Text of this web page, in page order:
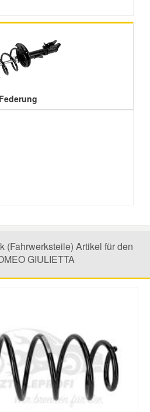
Federung
(Fahrwerksteile) Artikel für den
GIULIETTA